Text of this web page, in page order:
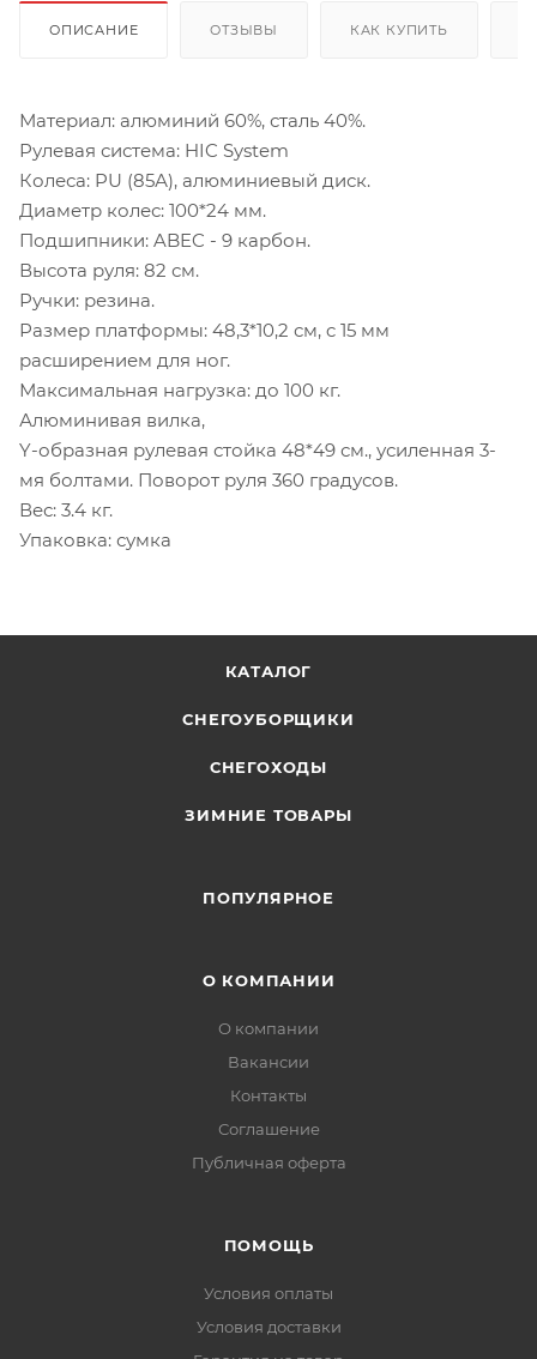
ОПИСАНИЕ ОТЗЫВЫ КАК КУПИТЬ
Материал: алюминий 60%, сталь 40%.
Рулевая система: HIC System
Колеса: PU (85А), алюминиевый диск.
Диаметр колес: 100*24 мм.
Подшипники: ABEC - 9 карбон.
Высота руля: 82 см.
Ручки: резина.
Размер платформы: 48,3*10,2 см, c 15 мм
расширением для ног.
Максимальная нагрузка: до 100 кг.
Алюминивая вилка,
Y-образная рулевая стойка 48*49 см., усиленная 3-
мя болтами. Поворот руля 360 градусов.
Вес: 3.4 кг.
Упаковка: сумка
КАТАЛОГ
СНЕГОУБОРЩИКИ
СНЕГОХОДЫ
ЗИМНИЕ ТОВАРЫ
ПОПУЛЯРНОЕ
О КОМПАНИИ
О компании
Вакансии
Контакты
Соглашение
Публичная оферта
ПОМОЩЬ
Условия оплаты
Условия доставки